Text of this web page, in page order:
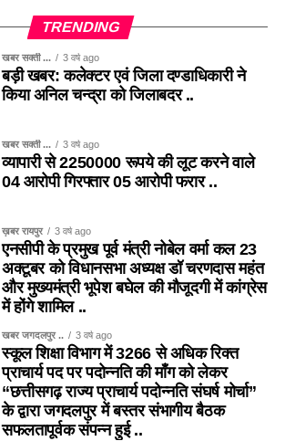
TRENDING
खबर सक्ती ... 3 वर्ष ago
बड़ी खबर: कलेक्टर एवं जिला दण्डाधिकारी ने
किया अनिल चन्द्रा को जिलाबदर ..
खबर सक्ती ... 3 वर्ष ago
व्यापारी से 2250000 रूपये की लूट करने वाले
04 आरोपी गिरफ्तार 05 आरोपी फरार ..
ख़बर रायपुर 3 वर्ष ago
एनसीपी के प्रमुख पूर्व मंत्री नोबेल वर्मा कल 23
अक्टूबर को विधानसभा अध्यक्ष डॉ चरणदास महंत
और मुख्यमंत्री भूपेश बघेल की मौजूदगी में कांग्रेस
में होंगे शामिल ..
खबर जगदलपुर .. 3 वर्ष ago
स्कूल शिक्षा विभाग में 3266 से अधिक रिक्त
प्राचार्य पद पर पदोन्नति की माँग को लेकर
“छत्तीसगढ़ राज्य प्राचार्य पदोन्नति संघर्ष मोर्चा”
के द्वारा जगदलपुर में बस्तर संभागीय बैठक
सफलतापूर्वक संपन्न हुई ..